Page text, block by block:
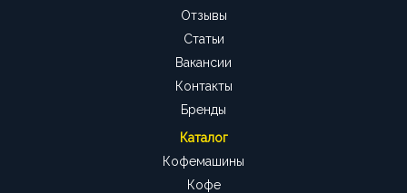
Отзывы
Статьи
Вакансии
Контакты
Бренды
Каталог
Кофемашины
Кофе